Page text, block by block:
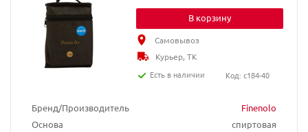
Бренд/Производитель
Finenolo
Основа
спиртовая
В корзину
Самовывоз
Курьер, ТК
Есть в наличии
Код: c184-40